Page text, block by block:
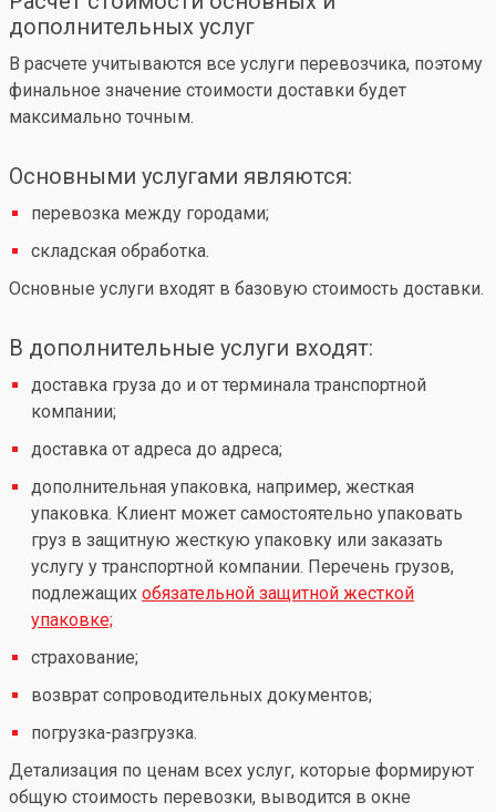
дополнительных услуг
В расчете учитываются все услуги перевозчика, поэтому
финальное значение стоимости доставки будет
максимально точным.
Основными услугами являются:
перевозка между городами;
складская обработка.
Основные услуги входят в базовую стоимость доставки.
В дополнительные услуги входят:
доставка груза до и от терминала транспортной
компании;
доставка от адреса до адреса;
дополнительная упаковка, например, жесткая
упаковка. Клиент может самостоятельно упаковать
груз в защитную жесткую упаковку или заказать
услугу у транспортной компании. Перечень грузов,
подлежащих обязательной защитной жесткой
упаковке;
страхование;
возврат сопроводительных документов;
погрузка-разгрузка.
Детализация по ценам всех услуг, которые формируют
общую стоимость перевозки, выводится в окне